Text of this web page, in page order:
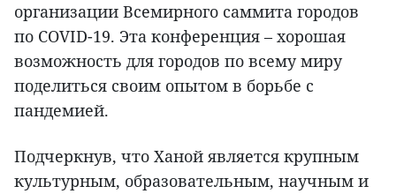
организации Всемирного саммита городов
по COVID-19. Эта конференция – хорошая
возможность для городов по всему миру
поделиться своим опытом в борьбе с
пандемией.
Подчеркнув, что Ханой является крупным
культурным, образовательным, научным и